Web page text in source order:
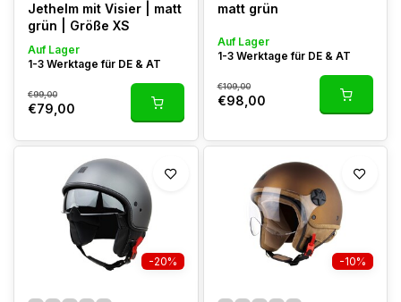
Jethelm mit Visier | matt
grün | Größe XS
Auf Lager
1-3 Werktage für DE & AT
€99,00
€79,00
matt grün
Auf Lager
1-3 Werktage für DE & AT
€109,00
€98,00
-20% -10%